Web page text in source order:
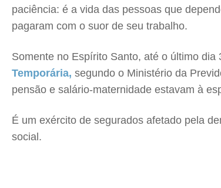
paciência: é a vida das pessoas que
pagaram com o suor de seu trabalho.
Somente no Espírito Santo, até o último dia
Temporária, segundo o Ministério da
pensão e salário-maternidade estavam à
É um exército de segurados afetado pela
social.